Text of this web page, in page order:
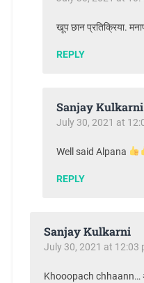
खूप छान प्रतिक्रिया.
REPLY
Sanjay Kulkarni
July 30, 2021 at
Well said Alpana
REPLY
Sanjay Kulkarni
July 30, 2021 at 12:03
Khooopach chhaann…